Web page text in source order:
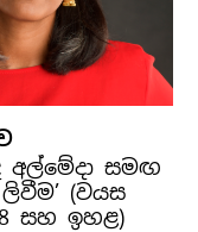
අල්මේදා සමඟ
ලිවීම’ (වයස
සහ ඉහළ)